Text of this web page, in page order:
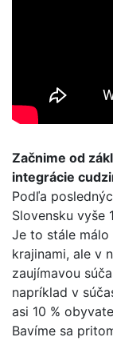
Začnime od
integrácie
Podľa
Slovensku vyše
Je to stále
krajinami, ale v
zaujímavou
napríklad v
asi 10 %
Bavíme sa